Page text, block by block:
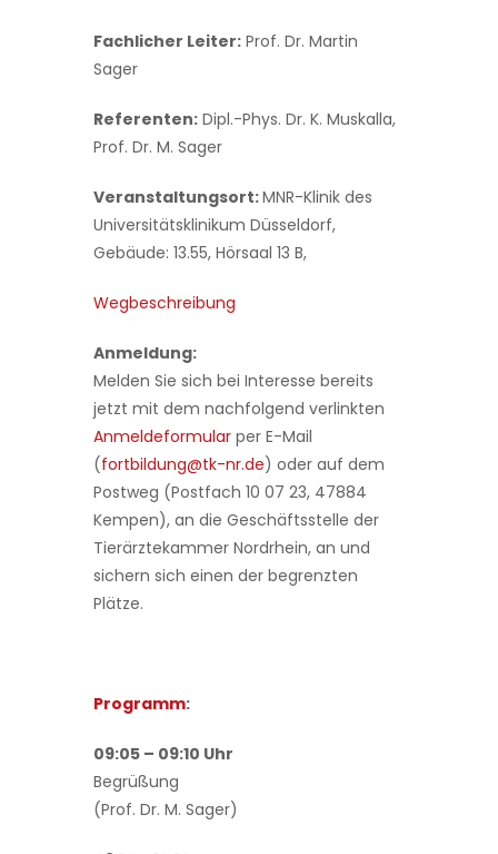
Fachlicher Leiter: Prof. Dr. Martin
Sager
Referenten: Dipl.-Phys. Dr. K. Muskalla,
Prof. Dr. M. Sager
Veranstaltungsort:MNR-Klinik des
Universitätsklinikum Düsseldorf,
Gebäude: 13.55, Hörsaal 13 B,
Wegbeschreibung
Anmeldung:
Melden Sie sich bei Interesse bereits
jetzt mit dem nachfolgend verlinkten
Anmeldeformular per E-Mail
(fortbildung@tk-nr.de) oder auf dem
Postweg (Postfach 10 07 23, 47884
Kempen), an die Geschäftsstelle der
Tierärztekammer Nordrhein, an und
sichern sich einen der begrenzten
Plätze.
Programm:
09:05 – 09:10 Uhr
Begrüßung
(Prof. Dr. M. Sager)